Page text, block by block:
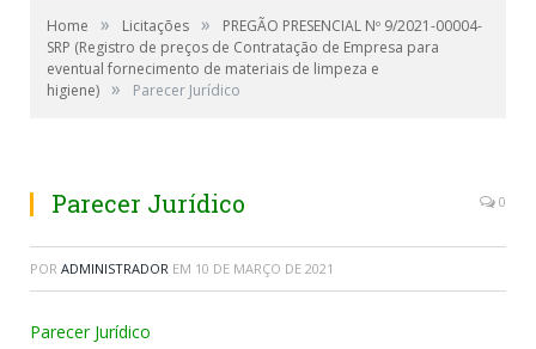
Home » Licitações »
PREGÃO PRESENCIAL Nº 9/2021-00004-
SRP (Registro de preços de Contratação de Empresa para
eventual fornecimento de materiais de limpeza e
higiene) » Parecer Jurídico
Parecer Jurídico 0
POR ADMINISTRADOR EM 10 DE MARÇO DE 2021
Parecer Jurídico